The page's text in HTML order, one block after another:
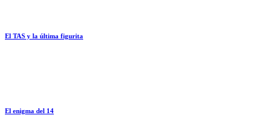
El TAS y la última figurita
El enigma del 14